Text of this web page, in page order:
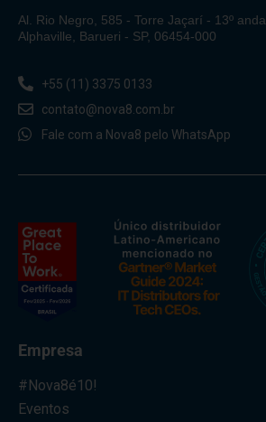
Al. Rio Negro, 585 - Torre Jaçarí - 13º
Alphaville, Barueri - SP, 06454-000
+55 (11) 3375 0133
contato@nova8.com.br
Fale com a Nova8 pelo WhatsApp
Empresa
#Nova8é10!
Eventos